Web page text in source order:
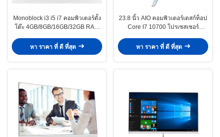
Monoblock i3 i5 i7 คอมพิวเตอร์ตั้ง
โต๊ะ 4GB/8GB/16GB/32GB RAM
หา ราคา ที่ ดี ที่สุด
23.8 นิ้ว AIO คอมพิวเตอร์เดสก์ท็อป
Core I7 10700 โปรเซสเซอร์
หา ราคา ที่ ดี ที่สุด